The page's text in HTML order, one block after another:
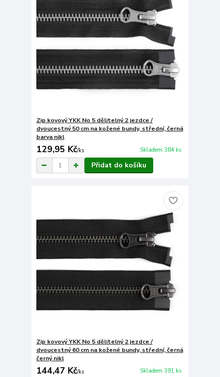
Zip kovový YKK No 5 dělitelný 2 jezdce /
dvoucestný 50 cm na kožené bundy, střední, černá
barva nikl
129,95 Kč/ks Skladem 384 ks
Přidat do košíku
Zip kovový YKK No 5 dělitelný 2 jezdce /
dvoucestný 60 cm na kožené bundy, střední, černá
černý nikl
144,47 Kč/ks Skladem 391 ks